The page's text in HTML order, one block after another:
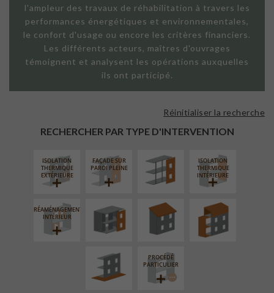
l'ampleur des travaux de réhabilitation à travers les
performances énergétiques et environnementales,
le confort d'usage ou encore les critères financiers.
Les différents acteurs, maîtres d'ouvrages
témoignent et analysent les opérations auxquelles
ils ont participé.
RECHERCHER PAR TYPE D'INTERVENTION
Réinitialiser la recherche
ISOLATION
THERMIQUE
EXTÉRIEURE
FAÇADE SUR
PAROI PLEINE
FAÇADE SUR
LINÉAIRE
ISOLATION
THERMIQUE
INTÉRIEURE
RÉAMÉNAGEMENT
INTÉRIEUR
FERMETURE
LOGGIAS
RÉFECTION DES
TOITURES
SURÉLÉVATION
EXTENSION
AMÉNAGEMENT
EXTÉRIEUR
PROCÉDÉ
PARTICULIER